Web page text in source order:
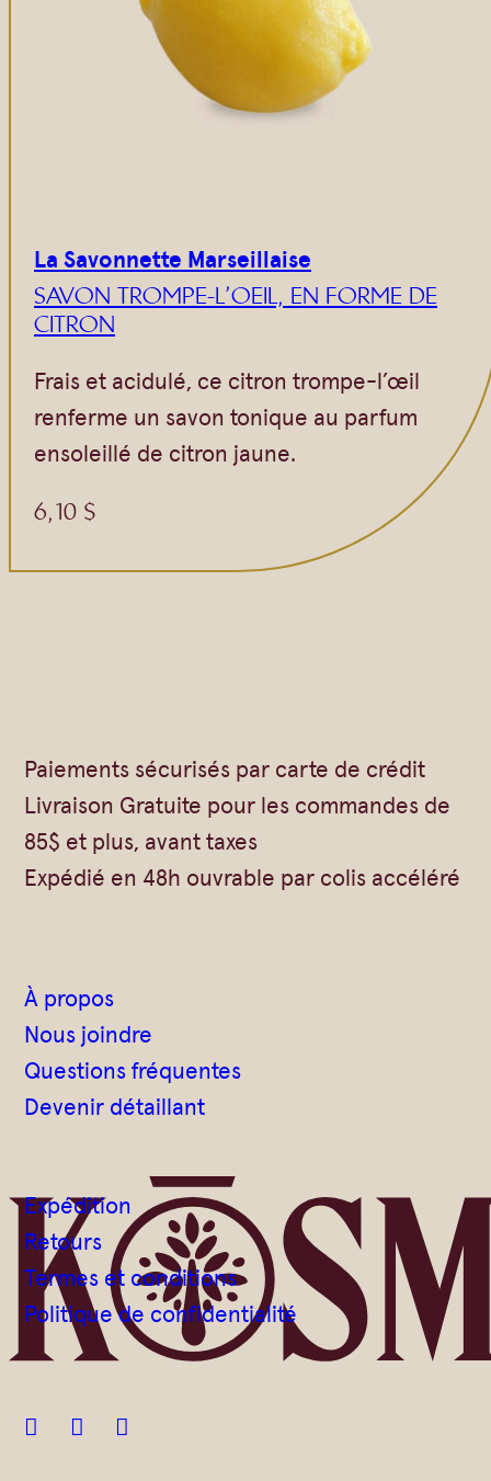
La Savonnette Marseillaise
SAVON TROMPE-L’OEIL, EN FORME DE
CITRON
Frais et acidulé, ce citron trompe-l’œil
renferme un savon tonique au parfum
ensoleillé de citron jaune.
6,10 $
Paiements sécurisés par carte de crédit
Livraison Gratuite pour les commandes de
85$ et plus, avant taxes
Expédié en 48h ouvrable par colis accéléré
À propos
Nous joindre
Questions fréquentes
Devenir détaillant
Expédition
Retours
Termes et conditions
Politique de confidentialité
  